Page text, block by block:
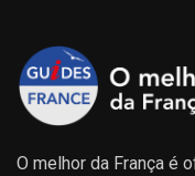
O melhor da França é